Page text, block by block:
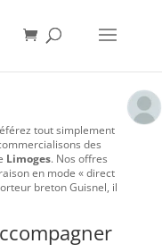
tout simplement
des
Limoges. Nos offres
en mode « direct
breton Guisnel, il